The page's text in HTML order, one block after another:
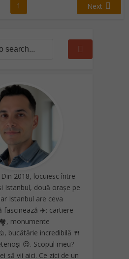
1 Next
2018, locuiesc între
Istanbul, două orașe pe
Istanbul are ceva
fascinează ✈️: cartiere
monumente
bucătărie incredibilă 🍴
😍. Scopul meu?
să vii aici. Ce zici de un